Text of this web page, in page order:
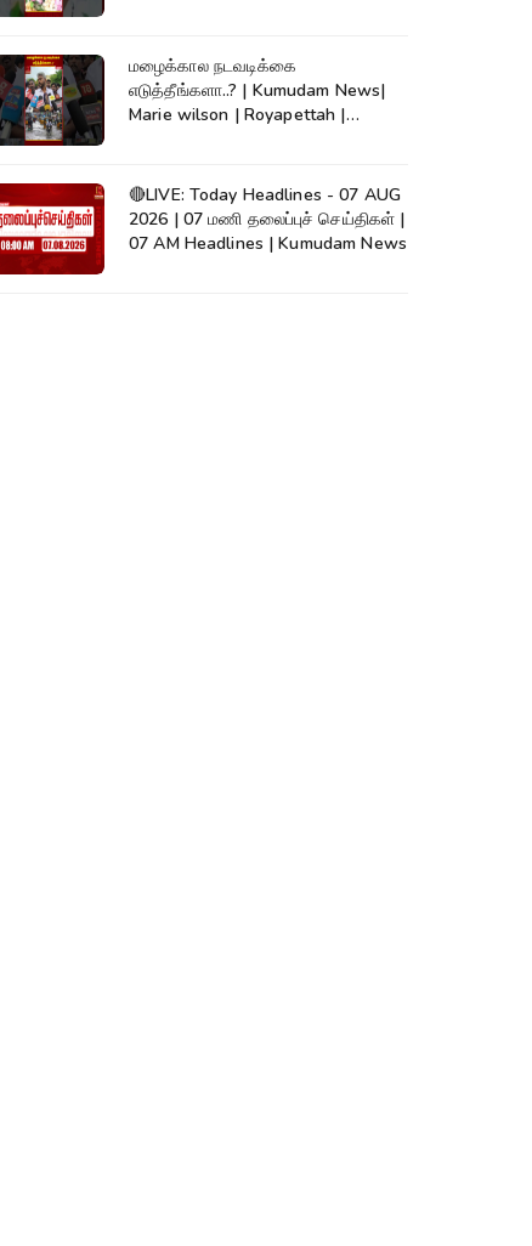
மழைக்கால நடவடிக்கை
எடுத்தீங்களா..? | Kumudam News|
Marie wilson | Royapettah |
🔴LIVE: Today Headlines - 07 AUG
2026 | 07 மணி தலைப்புச் செய்திகள் |
07 AM Headlines | Kumudam News